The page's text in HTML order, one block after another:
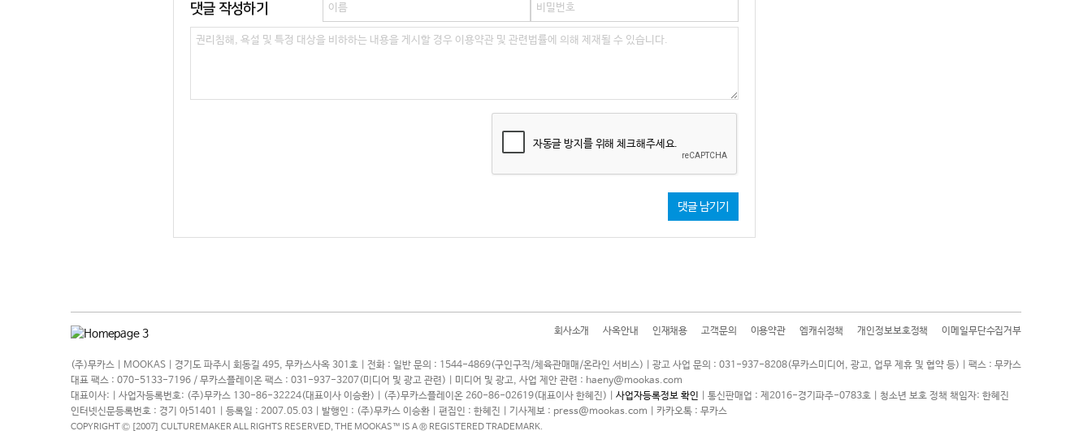
댓글 작성하기
자동글 방지를 위해 체크해주세요.
댓글 남기기
회사소개 사옥안내 인재채용 고객문의 이용약관 엠캐쉬정책 개인정보보호정책 이메일무단수집거부
(주)무카스 | MOOKAS | 경기도 파주시 회동길 495, 무카스사옥 301호 | 전화 : 일반 문의 : 1544-4869(구인구직/체육관매매/온라인 서비스) | 광고 사업 문의 : 031-937-8208(무카스미디어, 광고, 업무 제휴 및 협약 등) | 팩스 : 무카스
대표 팩스 : 070-5133-7196 / 무카스플레이온 팩스 : 031-937-3207(미디어 및 광고 관련) | 미디어 및 광고, 사업 제안 관련 : haeny@mookas.com
대표이사: | 사업자등록번호: (주)무카스 130-86-32224(대표이사 이승환) | (주)무카스플레이온 260-86-02619(대표이사 한혜진) | 사업자등록정보 확인 | 통신판매업 : 제2016-경기파주-0783호 | 청소년 보호 정책 책임자: 한혜진
인터넷신문등록번호 : 경기 아51401 | 등록일 : 2007.05.03 | 발행인 : (주)무카스 이승환 | 편집인 : 한혜진 | 기사제보 : press@mookas.com | 카카오톡 : 무카스
COPYRIGHT Ⓒ [2007] CULTUREMAKER ALL RIGHTS RESERVED, THE MOOKAS™ IS A ® REGISTERED TRADEMARK.